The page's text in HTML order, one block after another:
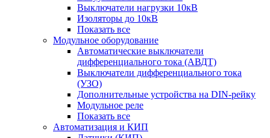
Выключатели нагрузки 10кВ
Изоляторы до 10кВ
Показать все
Модульное оборудование
Автоматические выключатели
дифференциального тока (АВДТ)
Выключатели дифференциального тока
(УЗО)
Дополнительные устройства на DIN-рейку
Модульное реле
Показать все
Автоматизация и КИП